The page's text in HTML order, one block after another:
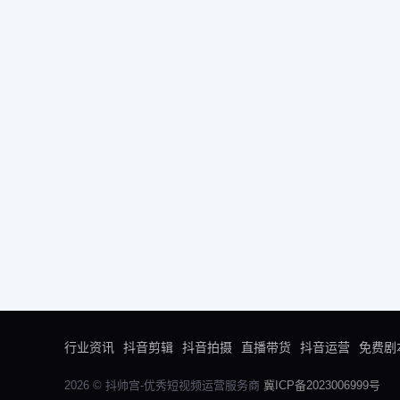
行业资讯 抖音剪辑 抖音拍摄 直播带货 抖音运营 免费剧
2026 © 抖帅宫-优秀短视频运营服务商 冀ICP备2023006999号